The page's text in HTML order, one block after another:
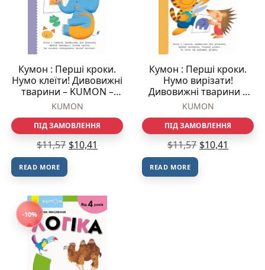
Кумон : Перші кроки.
Нумо клеїти! Дивовижні
тварини – KUMON –
KUMON – Ранок
KUMON
ПІД ЗАМОВЛЕННЯ
$11,57 $10,41
READ MORE
Кумон : Перші кроки.
Нумо вирізати!
Дивовижні тварини –
KUMON – KUMON –
KUMON
ПІД ЗАМОВЛЕННЯ
$11,57 $10,41
READ MORE
-10%